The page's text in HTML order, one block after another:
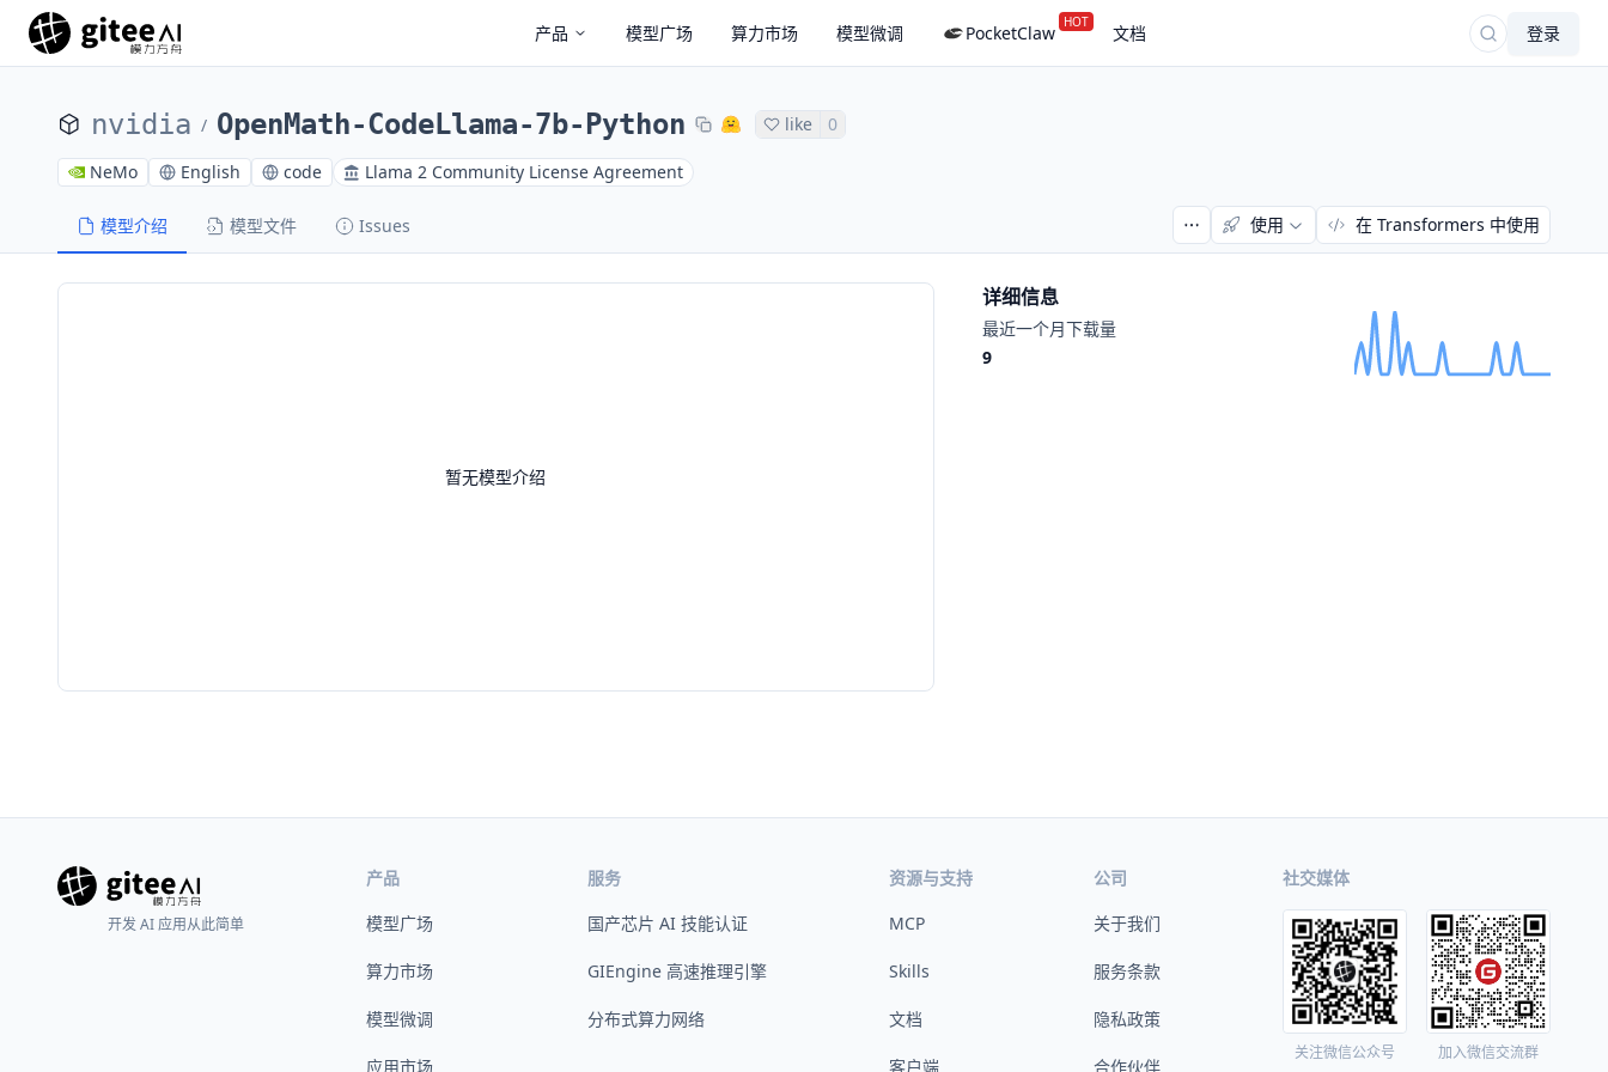
产品 模型广场 算力市场 模型微调 PocketClaw HOT 文档 登录
nvidia / OpenMath-CodeLlama-7b-Python like 0
NeMo English code Llama 2 Community License Agreement
模型介绍 模型文件 Issues 使用 在 Transformers 中使用
暂无模型介绍
详细信息
最近一个月下载量
9
开发 AI 应用从此简单
产品
模型广场
算力市场
模型微调
应用市场
服务
国产芯片 AI 技能认证
GIEngine 高速推理引擎
分布式算力网络
资源与支持
MCP
Skills
文档
客户端
公司
关于我们
服务条款
隐私政策
合作伙伴
社交媒体
关注微信公众号 加入微信交流群